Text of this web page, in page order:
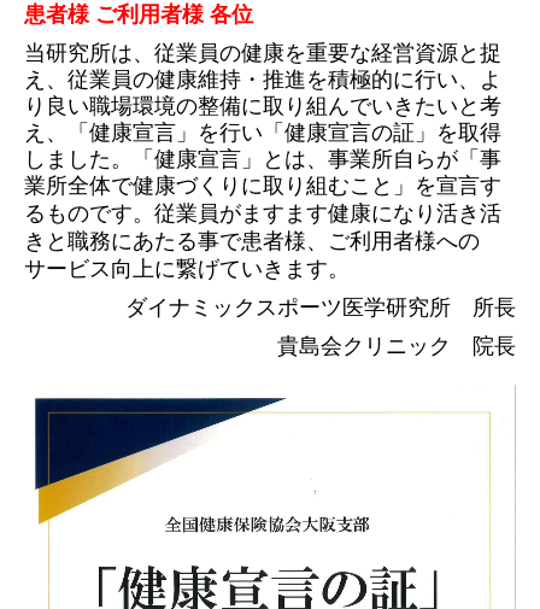
患者様 ご利用者様 各位
当研究所は、従業員の健康を重要な経営資源と捉
え、従業員の健康維持・推進を積極的に行い、よ
り良い職場環境の整備に取り組んでいきたいと考
え、
「健康宣言」を行い「健康宣言の証」を取得
しました。
「健康宣言」とは、事業所自らが「事
業所全体で健康づくりに取り組むこと」を宣言す
るものです。従業員がますます健康になり活き活
きと職務にあたる事で患者様、ご利用者様への
サービス向上に繋げていきます。
ダイナミックスポーツ医学研究所 所長
貴島会クリニック 院長